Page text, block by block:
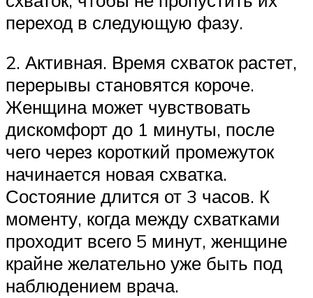
переход в следующую фазу.
2. Активная. Время схваток растет,
перерывы становятся короче.
Женщина может чувствовать
дискомфорт до 1 минуты, после
чего через короткий промежуток
начинается новая схватка.
Состояние длится от 3 часов. К
моменту, когда между схватками
проходит всего 5 минут, женщине
крайне желательно уже быть под
наблюдением врача.